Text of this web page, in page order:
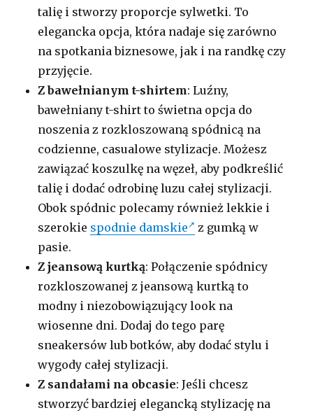
talię i stworzy proporcje sylwetki. To
elegancka opcja, która nadaje się zarówno
na spotkania biznesowe, jak i na randkę czy
przyjęcie.
Z bawełnianym t-shirtem: Luźny,
bawełniany t-shirt to świetna opcja do
noszenia z rozkloszowaną spódnicą na
codzienne, casualowe stylizacje. Możesz
zawiązać koszulkę na węzeł, aby podkreślić
talię i dodać odrobinę luzu całej stylizacji.
Obok spódnic polecamy również lekkie i
szerokie spodnie damskie
z gumką w
pasie.
Z jeansową kurtką: Połączenie spódnicy
rozkloszowanej z jeansową kurtką to
modny i niezobowiązujący look na
wiosenne dni. Dodaj do tego parę
sneakersów lub botków, aby dodać stylu i
wygody całej stylizacji.
Z sandałami na obcasie: Jeśli chcesz
stworzyć bardziej elegancką stylizację na